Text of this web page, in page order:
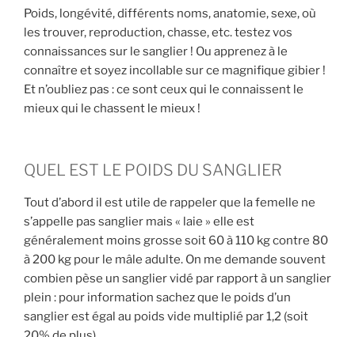
h
a
s
s
e
Poids, longévité, différents noms, anatomie, sexe, où
les trouver, reproduction, chasse, etc. testez vos
connaissances sur le sanglier ! Ou apprenez à le
connaître et soyez incollable sur ce magnifique gibier !
Et n’oubliez pas : ce sont ceux qui le connaissent le
mieux qui le chassent le mieux !
QUEL EST LE POIDS DU SANGLIER
Tout d’abord il est utile de rappeler que la femelle ne
s’appelle pas sanglier mais « laie » elle est
généralement moins grosse soit 60 à 110 kg contre 80
à 200 kg pour le mâle adulte. On me demande souvent
combien pèse un sanglier vidé par rapport à un sanglier
plein : pour information sachez que le poids d’un
sanglier est égal au poids vide multiplié par 1,2 (soit